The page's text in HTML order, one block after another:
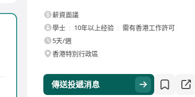
薪資面議
學士
10年以上经验
需有香港工作許可
5天/週
香港特別行政區
傳送投遞消息